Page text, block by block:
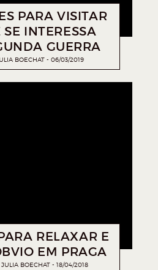
PARA VISITAR
SE INTERESSA
GUERRA
BOECHAT 06/03/2019
RELAXAR E
EM PRAGA
JULIA BOECHAT 18/04/2018